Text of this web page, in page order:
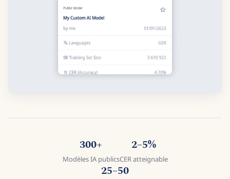
300+
Modèles IA publics
2–5%
CER atteignable
25–50